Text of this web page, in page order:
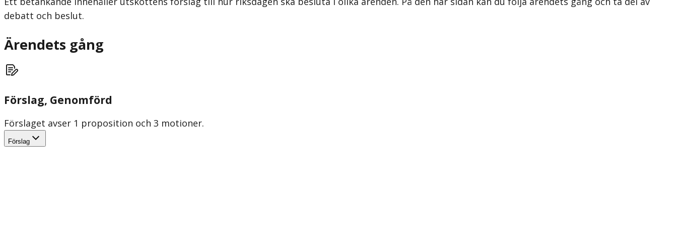
debatt och beslut.
Ärendets gång
Förslag, Genomförd
Förslaget avser 1 proposition och 3 motioner.
Förslag